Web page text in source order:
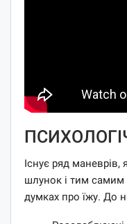
Існує ряд маневрів,
шлунок і тим самим
думках про їжу. До